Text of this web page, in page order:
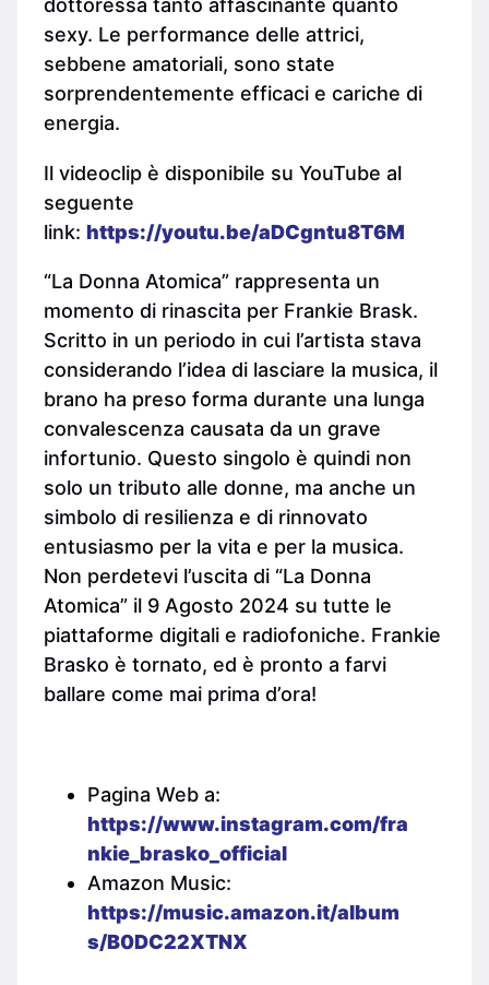
sexy. Le performance delle attrici,
sebbene amatoriali, sono state
sorprendentemente efficaci e cariche di
energia.
Il videoclip è disponibile su YouTube al
seguente
link: https://youtu.be/aDCgntu8T6M
“La Donna Atomica” rappresenta un
momento di rinascita per Frankie Brask.
Scritto in un periodo in cui l’artista stava
considerando l’idea di lasciare la musica, il
brano ha preso forma durante una lunga
convalescenza causata da un grave
infortunio. Questo singolo è quindi non
solo un tributo alle donne, ma anche un
simbolo di resilienza e di rinnovato
entusiasmo per la vita e per la musica.
Non perdetevi l’uscita di “La Donna
Atomica” il 9 Agosto 2024 su tutte le
piattaforme digitali e radiofoniche. Frankie
Brasko è tornato, ed è pronto a farvi
ballare come mai prima d’ora!
Pagina Web a:
https://www.instagram.com/fra
nkie_brasko_official
Amazon Music:
https://music.amazon.it/album
s/B0DC22XTNX